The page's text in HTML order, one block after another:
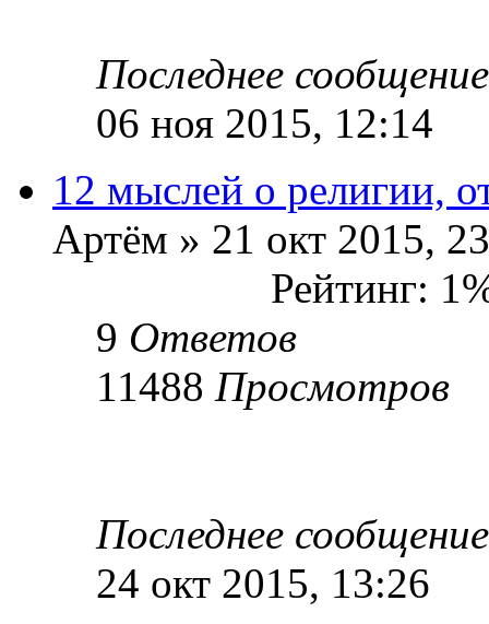
Последнее
06 ноя 2015, 12:14
12 мыслей о религии,
Артём » 21 окт 2015,
Рейтинг:
9 Ответов
11488 Просмотров
Последнее
24 окт 2015, 13:26